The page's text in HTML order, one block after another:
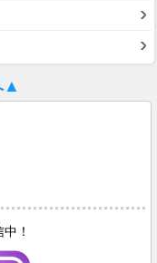
▲
！